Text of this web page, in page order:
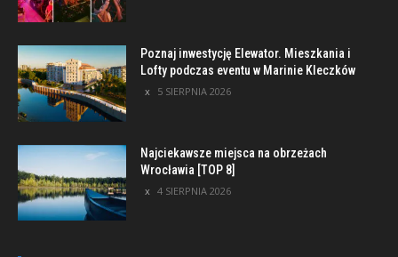
Poznaj inwestycję Elewator. Mieszkania i
Lofty podczas eventu w Marinie Kleczków
5 SIERPNIA 2026
Najciekawsze miejsca na obrzeżach
Wrocławia [TOP 8]
4 SIERPNIA 2026